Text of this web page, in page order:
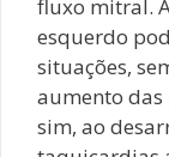
fluxo mitral.
esquerdo
situações,
aumento das
sim, ao